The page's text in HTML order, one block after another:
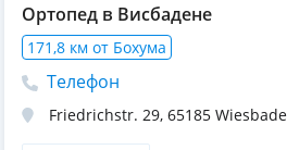
Ортопед в Висбадене
171,8 км от Бохума
Телефон
Friedrichstr. 29, 65185